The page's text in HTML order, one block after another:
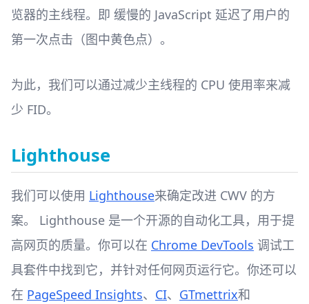
览器的主线程。即 缓慢的 JavaScript 延迟了用户的
第一次点击（图中黄色点）。
为此，我们可以通过减少主线程的 CPU 使用率来减
少 FID。
Lighthouse
我们可以使用 Lighthouse来确定改进 CWV 的方
案。 Lighthouse 是一个开源的自动化工具，用于提
高网页的质量。你可以在 Chrome DevTools 调试工
具套件中找到它，并针对任何网页运行它。你还可以
在 PageSpeed Insights、 CI、 GTmettrix和